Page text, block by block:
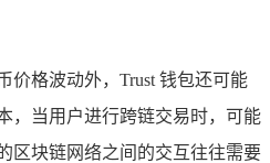
价格波动外，Trust 钱包还可能
，当用户进行跨链交易时，可能
区块链网络之间的交互往往需要